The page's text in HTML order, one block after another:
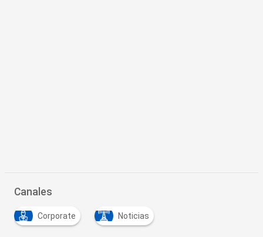
Canales
Corporate Noticias